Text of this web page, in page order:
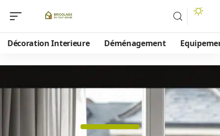
Décoration Interieure Déménagement